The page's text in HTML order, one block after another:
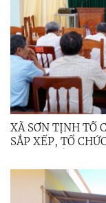
XÃ SƠN TỊNH TỔ
SẮP XẾP, TỔ
XẾP, TỔ CHỨC